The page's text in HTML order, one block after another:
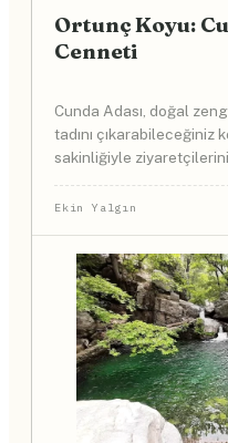
Ortunç Koyu:
Cenneti
Cunda Adası, doğal
tadını çıkarabileceğiniz
sakinliğiyle
Ekin Yalgın